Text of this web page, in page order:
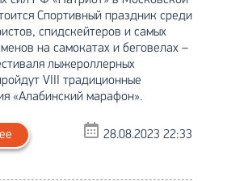
Спортивный праздник среди
спидскейтеров и самых
на самокатах и беговелах –
лыжероллерных
VIII традиционные
«Алабинский марафон».
28.08.2023 22:33